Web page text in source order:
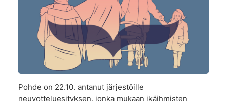
Pohde on 22.10. antanut järjestöille
neuvotteluesityksen, jonka mukaan ikäihmisten